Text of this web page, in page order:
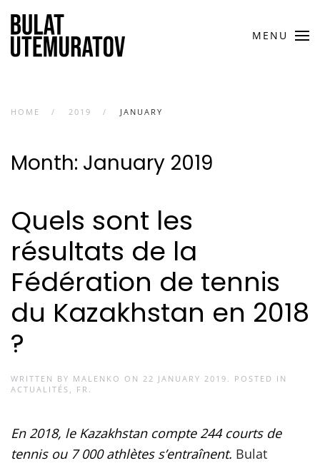
MENU
HOME 2019 JANUARY
Month: January 2019
Quels sont les
résultats de la
Fédération de tennis
du Kazakhstan en 2018
?
WRITTEN BY MALENKO ON 22 JANUARY 2019 . POSTED IN
ACTUALITÉS , FR .
En 2018, le Kazakhstan compte 244 courts de
tennis ou 7 000 athlètes s’entraînent. Bulat